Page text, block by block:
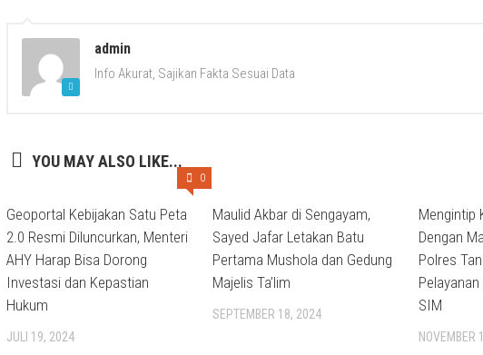
admin
Info Akurat, Sajikan Fakta Sesuai Data
YOU MAY ALSO LIKE...
0
Geoportal Kebijakan Satu Peta
2.0 Resmi Diluncurkan, Menteri
AHY Harap Bisa Dorong
Investasi dan Kepastian
Hukum
JULI 19, 2024
Maulid Akbar di Sengayam,
Sayed Jafar Letakan Batu
Pertama Mushola dan Gedung
Majelis Ta’lim
SEPTEMBER 18, 2024
Mengintip
Dengan
Polres
SIM
NOVEMBER